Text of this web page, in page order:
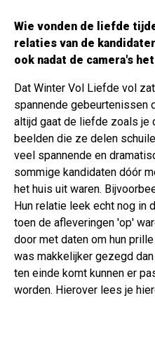
Wie vonden de liefde
relaties van de
ook nadat de camera's
Dat Winter Vol Liefde vol
spannende gebeurtenissen
altijd gaat de liefde zoals je
beelden die ze delen
veel spannende en
sommige kandidaten dóór
het huis uit waren.
Hun relatie leek echt nog in
toen de afleveringen 'op'
door met daten om hun
was makkelijker gezegd
ten einde komt kunnen er
worden. Hierover lees je